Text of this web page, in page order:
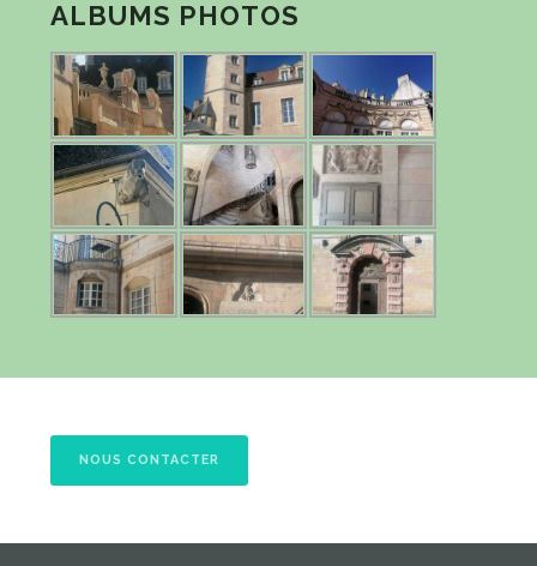
ALBUMS PHOTOS
NOUS CONTACTER